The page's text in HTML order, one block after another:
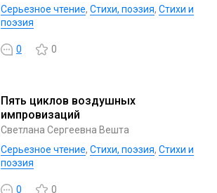
Серьезное чтение, Cтихи, поэзия, Стихи и
поэзия
0 0
Пять циклов воздушных
импровизаций
Светлана Сергеевна Вешта
Серьезное чтение, Cтихи, поэзия, Стихи и
поэзия
0 0